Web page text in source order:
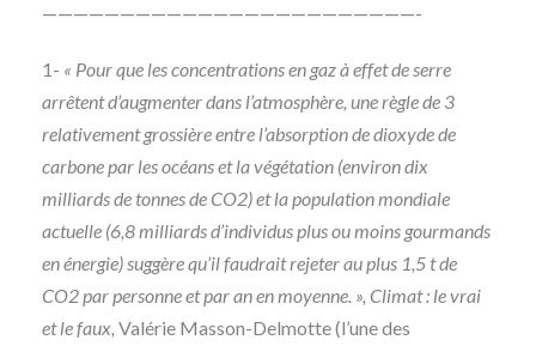
————————————————————————-
1- « Pour que les concentrations en gaz à effet de serre
arrêtent d’augmenter dans l’atmosphère, une règle de 3
relativement grossière entre l’absorption de dioxyde de
carbone par les océans et la végétation (environ dix
milliards de tonnes de CO2) et la population mondiale
actuelle (6,8 milliards d’individus plus ou moins gourmands
en énergie) suggère qu’il faudrait rejeter au plus 1,5 t de
CO2 par personne et par an en moyenne. », Climat : le vrai
et le faux, Valérie Masson-Delmotte (l’une des